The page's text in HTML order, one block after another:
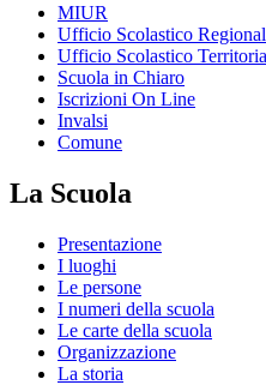
MIUR
Ufficio Scolastico
Ufficio Scolastico
Scuola in Chiaro
Iscrizioni On Line
Invalsi
Comune
La Scuola
Presentazione
I luoghi
Le persone
I numeri della scuola
Le carte della scuola
Organizzazione
La storia